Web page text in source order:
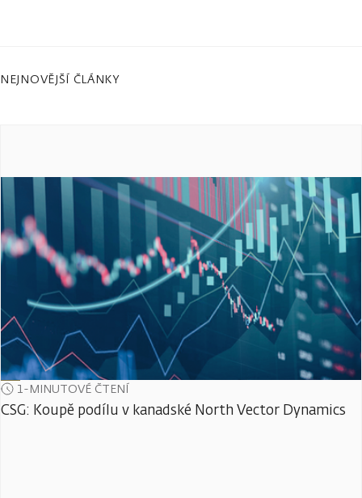
NEJNOVĚJŠÍ ČLÁNKY
1-MINUTOVÉ ČTENÍ
CSG: Koupě podílu v kanadské North Vector Dynamics